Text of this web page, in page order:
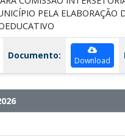
PELA ELABORAÇÃO
Documento: Download